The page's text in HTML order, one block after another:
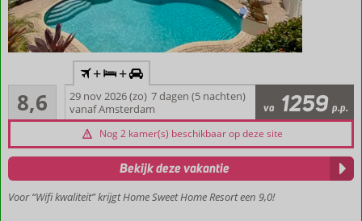
huurauto
Op
meter
van
Thiel!
8,6Aanrader
10
beoordelingen
+ +
29 nov 2026 (zo) 7 dagen (5 nachten)
vanaf Amsterdam
va 1259 p.p.
Nog 2 kamer(s) beschikbaar op deze site
Voor “Wifi kwaliteit” krijgt Home Sweet Home Resort een 9,0!
Bekijk deze vakantie